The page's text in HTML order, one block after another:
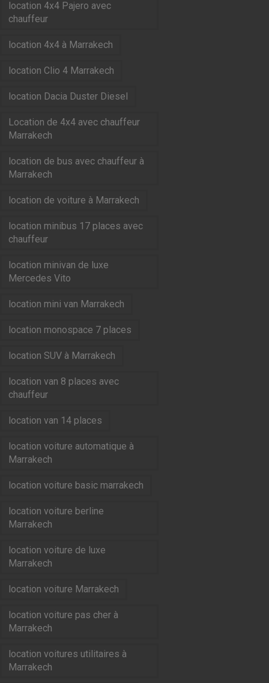
location 4x4 Pajero avec
chauffeur
location 4x4 à Marrakech
location Clio 4 Marrakech
location Dacia Duster Diesel
Location de 4x4 avec chauffeur
Marrakech
location de bus avec chauffeur à
Marrakech
location de voiture à Marrakech
location minibus 17 places avec
chauffeur
location minivan de luxe
Mercedes Vito
location mini van Marrakech
location monospace 7 places
location SUV à Marrakech
location van 8 places avec
chauffeur
location van 14 places
location voiture automatique à
Marrakech
location voiture basic marrakech
location voiture berline
Marrakech
location voiture de luxe
Marrakech
location voiture Marrakech
location voiture pas cher à
Marrakech
location voitures utilitaires à
Marrakech